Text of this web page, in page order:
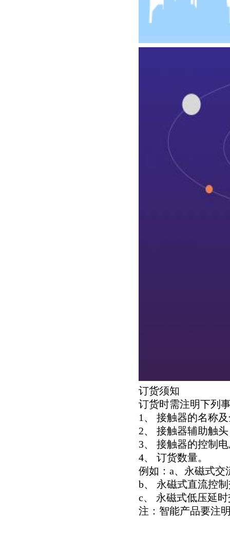
订货须知
订货时需注明下列
1、 接触器的名称
2、 接触器辅助触
3、 接触器的控制
4、 订货数量。
例如：a、永磁式交
b、 永磁式直流控制
c、 永磁式低压延时
注：智能产品要注